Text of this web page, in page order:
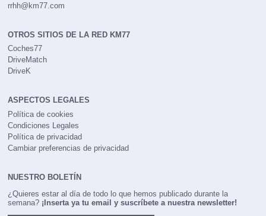
rrhh@km77.com
OTROS SITIOS DE LA RED KM77
Coches77
DriveMatch
DriveK
ASPECTOS LEGALES
Política de cookies
Condiciones Legales
Política de privacidad
Cambiar preferencias de privacidad
NUESTRO BOLETÍN
¿Quieres estar al día de todo lo que hemos publicado durante la
semana? ¡Inserta ya tu email y suscríbete a nuestra newsletter!